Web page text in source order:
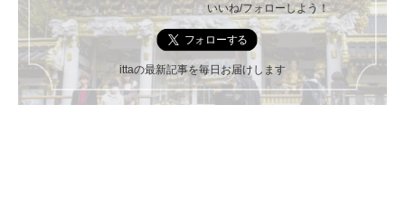
いいね/フォローしよう！
ittaの最新記事を毎日お届けします